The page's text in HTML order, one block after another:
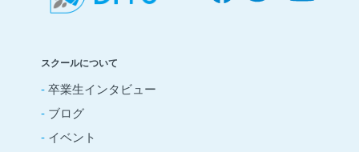
スクールについて
- 卒業生インタビュー
- ブログ
- イベント